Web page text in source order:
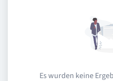
Es wurden keine